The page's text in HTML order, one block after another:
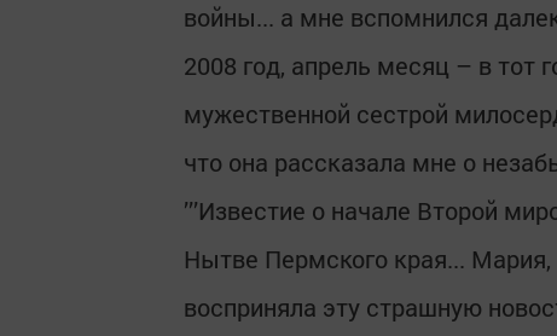
войны... а мне вспомнился
2008 год, апрель месяц – в тот
мужественной сестрой
что она рассказала мне о
’’’Известие о начале Второй
Нытве Пермского края...
восприняла эту страшную